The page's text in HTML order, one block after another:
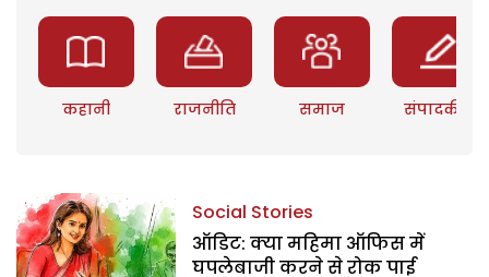
कहानी राजनीति समाज संपादकीय
Social Stories
ऑडिट: क्या महिमा ऑफिस में
घपलेबाजी करने से रोक पाई